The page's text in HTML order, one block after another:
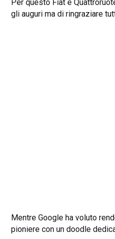
Per questo Fiat e
gli auguri ma di ringraziare
Mentre Google ha voluto
pioniere con un doodle